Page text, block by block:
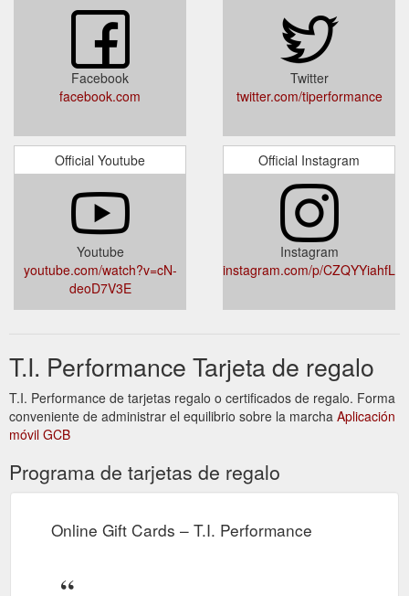
Facebook
facebook.com
Twitter
twitter.com/tiperformance
Official Youtube
Youtube
youtube.com/watch?v=cN-
deoD7V3E
Official Instagram
Instagram
instagram.com/p/CZQYYiahfL7/
T.I. Performance Tarjeta de regalo
T.I. Performance de tarjetas regalo o certificados de regalo. Forma
conveniente de administrar el equilibrio sobre la marcha Aplicación
móvil GCB
Programa de tarjetas de regalo
Online Gift Cards – T.I. Performance